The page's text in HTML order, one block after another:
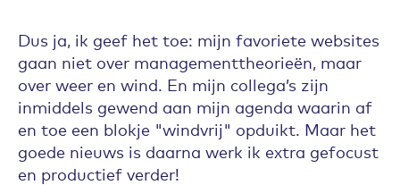
Dus ja, ik geef het toe: mijn favoriete websites
gaan niet over managementtheorieën, maar
over weer en wind. En mijn collega’s zijn
inmiddels gewend aan mijn agenda waarin af
en toe een blokje "windvrij" opduikt. Maar het
goede nieuws is daarna werk ik extra gefocust
en productief verder!